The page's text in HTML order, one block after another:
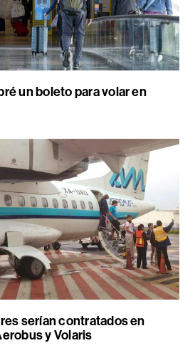
un boleto para volar en
serían contratados en
y Volaris